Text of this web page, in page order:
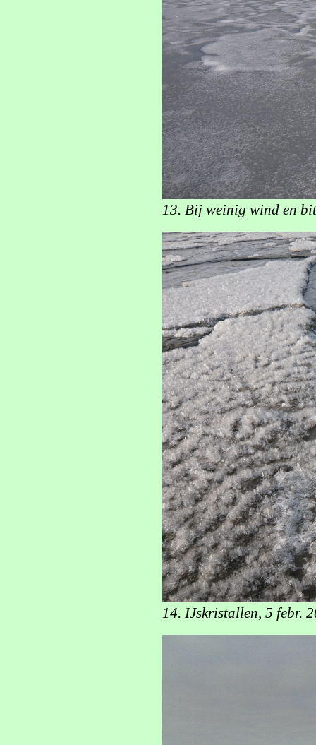
13. Bij weinig wind en
14. IJskristallen, 5 febr.